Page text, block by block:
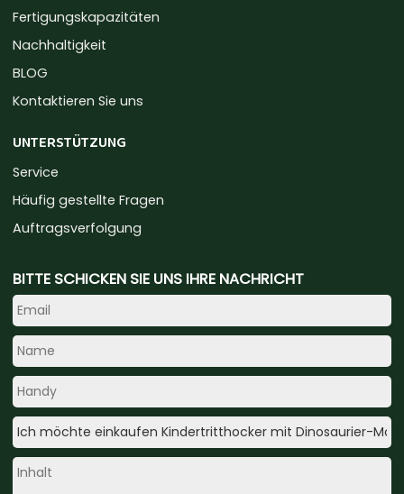
Fertigungskapazitäten
Nachhaltigkeit
BLOG
Kontaktieren Sie uns
UNTERSTÜTZUNG
Service
Häufig gestellte Fragen
Auftragsverfolgung
BITTE SCHICKEN SIE UNS IHRE NACHRICHT